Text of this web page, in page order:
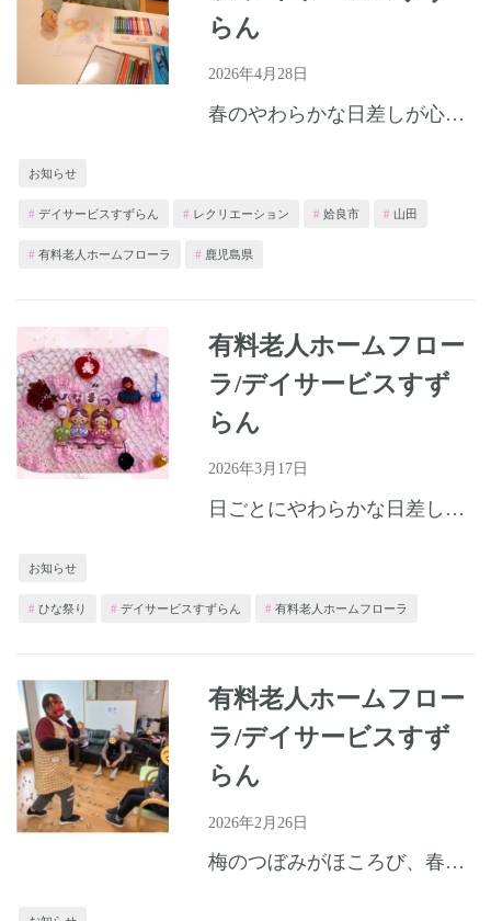
らん
2026年4月28日
春のやわらかな日差しが心地よく、木々の新緑が鮮やかさを増す季節となりました。皆さまいかがお過ごしでしょうか。 ホームでは明るく楽しい時間を過ごしていただけるように、様々なレクリエーションを行っています...
お知らせ
デイサービスすずらん レクリエーション 姶良市 山田
有料老人ホームフローラ 鹿児島県
有料老人ホームフロー
ラ/デイサービスすず
らん
2026年3月17日
日ごとにやわらかな日差しが感じられる季節となりました。皆様いかがお過ごしでしょうか。ホームでは、春の訪れを皆さまと共に楽しむ行事として「ひな祭り」を開催いたしました。色とりどりのひな飾りや桃の花に囲ま...
お知らせ
ひな祭り デイサービスすずらん 有料老人ホームフローラ
有料老人ホームフロー
ラ/デイサービスすず
らん
2026年2月26日
梅のつぼみがほころび、春の足音が少しずつ近づいてまいりました。皆さまいかがお過ごしでしょうか。 ホームでは、2月3日の節分に豆まきをし、笑顔があふれるひとときを過ごしました。 冬から春への移ろいを感じ...